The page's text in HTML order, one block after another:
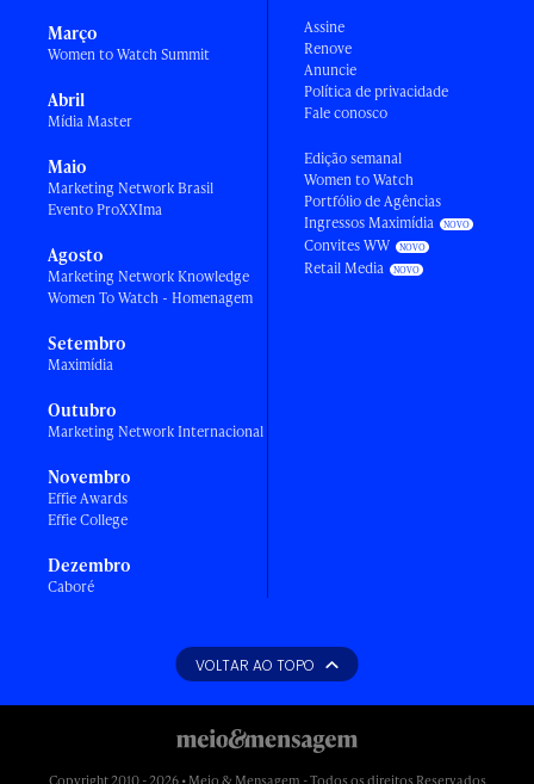
Março
Women to Watch Summit
Abril
Mídia Master
Maio
Marketing Network Brasil
Evento ProXXIma
Agosto
Marketing Network Knowledge
Women To Watch - Homenagem
Setembro
Maximídia
Outubro
Marketing Network Internacional
Novembro
Effie Awards
Effie College
Dezembro
Caboré
Assine
Renove
Anuncie
Política de privacidade
Fale conosco
Edição semanal
Women to Watch
Portfólio de Agências
Ingressos Maximídia
Convites WW
Retail Media
VOLTAR AO TOPO
Copyright 2010 - 2026 • Meio & Mensagem - Todos os direitos Reservados